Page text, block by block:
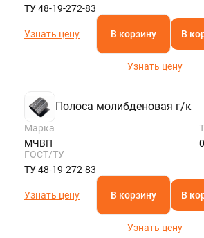
ТУ 48-19-272-83
Узнать цену В корзину В
Узнать цену
Полоса молибденовая г/к
Марка
МЧВП
ГОСТ/ТУ
ТУ 48-19-272-83
Узнать цену В корзину В
Узнать цену